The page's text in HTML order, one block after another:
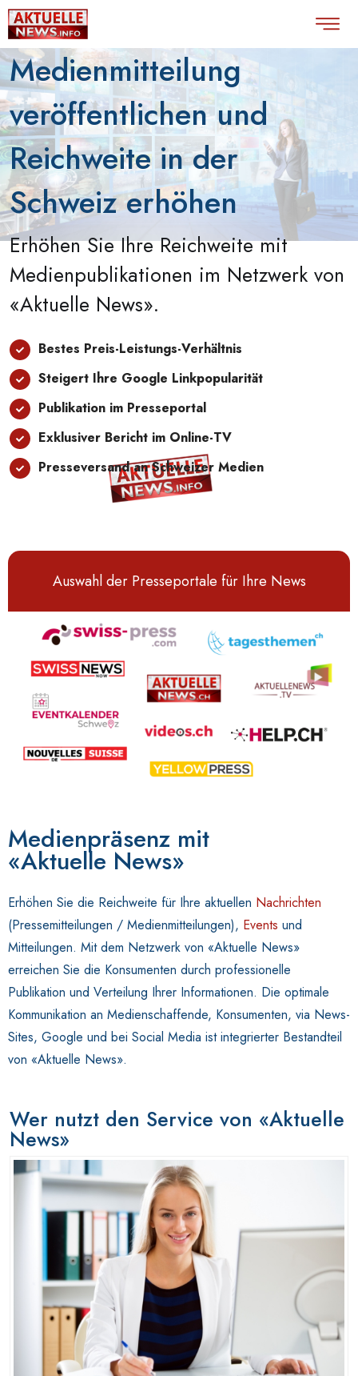
Medienmitteilung
veröffentlichen und
Reichweite in der
Schweiz erhöhen
Erhöhen Sie Ihre Reichweite mit
Medienpublikationen im Netzwerk von
«Aktuelle News».
Bestes Preis-Leistungs-Verhältnis
Steigert Ihre Google Linkpopularität
Publikation im Presseportal
Exklusiver Bericht im Online-TV
Presseversand an Schweizer Medien
Auswahl der Presseportale für Ihre News
Medienpräsenz mit
«Aktuelle News»
Erhöhen Sie die Reichweite für Ihre aktuellen Nachrichten
(Pressemitteilungen / Medienmitteilungen), Events und
Mitteilungen. Mit dem Netzwerk von «Aktuelle News»
erreichen Sie die Konsumenten durch professionelle
Publikation und Verteilung Ihrer Informationen. Die optimale
Kommunikation an Medienschaffende, Konsumenten, via News-
Sites, Google und bei Social Media ist integrierter Bestandteil
von «Aktuelle News».
Wer nutzt den Service von «Aktuelle
News»